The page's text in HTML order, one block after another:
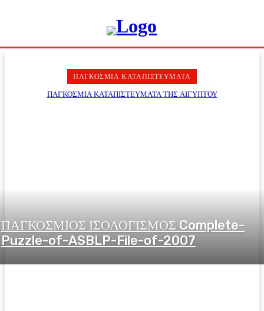
ΠΑΓΚΟΣΜΙΑ ΚΑΤΑΠΙΣΤΕΥΜΑΤΑ
ΠΑΓΚΟΣΜΙΑ ΚΑΤΑΠΙΣΤΕΥΜΑΤΑ ΤΗΣ ΑΙΓΥΠΤΟΥ
ΠΑΓΚΟΣΜΙΟΣ ΙΣΟΛΟΓΙΣΜΟΣ Complete-
Puzzle-of-ASBLP-File-of-2007